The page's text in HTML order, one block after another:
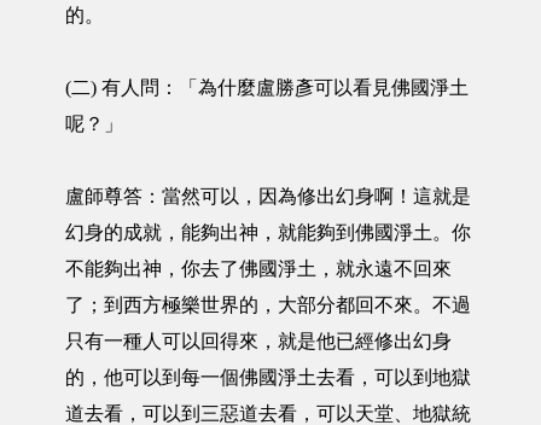
的。
(二) 有人問：「為什麼盧勝彥可以看見佛國淨土
呢？」
盧師尊答：當然可以，因為修出幻身啊！這就是
幻身的成就，能夠出神，就能夠到佛國淨土。你
不能夠出神，你去了佛國淨土，就永遠不回來
了；到西方極樂世界的，大部分都回不來。不過
只有一種人可以回得來，就是他已經修出幻身
的，他可以到每一個佛國淨土去看，可以到地獄
道去看，可以到三惡道去看，可以天堂、地獄統